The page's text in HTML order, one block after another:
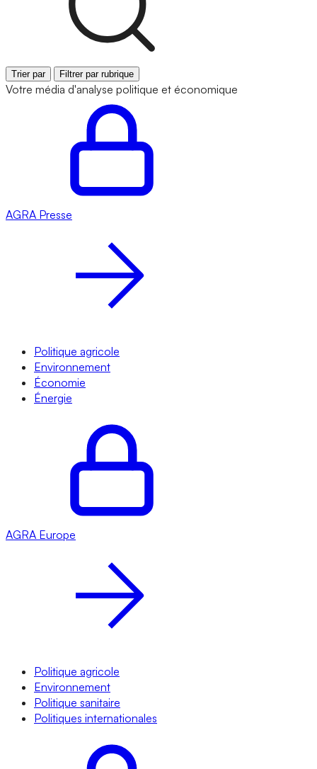
Trier par Filtrer par rubrique
Votre média d'analyse politique et économique
AGRA Presse
Politique agricole
Environnement
Économie
Énergie
AGRA Europe
Politique agricole
Environnement
Politique sanitaire
Politiques internationales